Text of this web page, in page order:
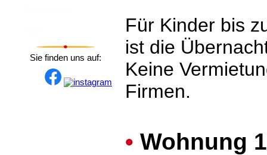
Sie finden uns auf:
Für Kinder bis
ist die
Keine
Firmen.
• Wohnung